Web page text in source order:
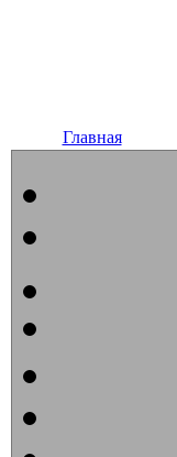
Главная